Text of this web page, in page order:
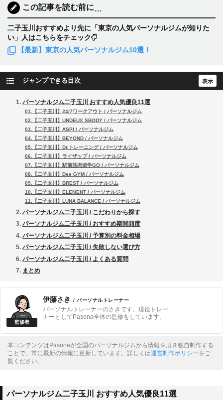
この記事を読む前に…
二子玉川おすすめより先に「東京の人気パーソナルジムが知りた
い」人はこちらをチェック
【最新】東京の人気パーソナルジム10選！
ジャンプできる目次
パーソナルジム二子玉川 おすすめ人気優良11選
01.【二子玉川】24/7ワークアウト / パーソナルジム
02.【二子玉川】UNDEUX SBODY / パーソナルジム
03.【二子玉川】ASPI / パーソナルジム
04.【二子玉川】BEYOND / パーソナルジム
05.【二子玉川】Dr.トレーニング / パーソナルジム
06.【二子玉川】ライザップ / パーソナルジム
07.【二子玉川】駅前筋肉留学GO / パーソナルジム
08.【二子玉川】Dee GYM / パーソナルジム
09.【二子玉川】BREST / パーソナルジム
10.【二子玉川】ELEMENT / パーソナルジム
11.【二子玉川】LUNA BALANCE / パーソナルジム
パーソナルジム二子玉川 / こだわりから探す
パーソナルジム二子玉川 / おすすめ期間頻度
パーソナルジム二子玉川 / 予算別の料金相場
パーソナルジム二子玉川 / 失敗しない選び方
パーソナルジム二子玉川 / よくある質問
まとめ
伊藤さき / パーソナルトレーナー
パーソナルトレーナーのさきです。現役トレー
ナーとしてPasona全体の監修をしています。
本コンテンツはPasonaが全国のパーソナルジムから情報を頂き独自制作する
ことで、常に最新の情報に更新しています。詳しくは運営制作ポリシーをご
覧ください。
パーソナルジム二子玉川 おすすめ人気優良11選